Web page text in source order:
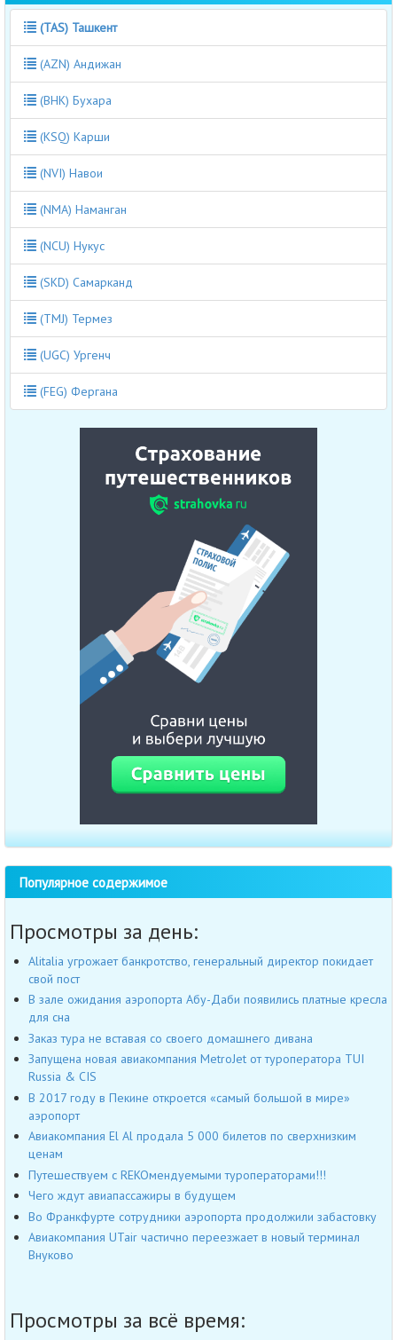
(TAS) Ташкент
(AZN) Андижан
(BHK) Бухара
(KSQ) Карши
(NVI) Навои
(NMA) Наманган
(NCU) Нукус
(SKD) Самарканд
(TMJ) Термез
(UGC) Ургенч
(FEG) Фергана
Популярное содержимое
Просмотры за день:
Alitalia угрожает банкротство, генеральный директор покидает
свой пост
В зале ожидания аэропорта Абу-Даби появились платные кресла
для сна
Заказ тура не вставая со своего домашнего дивана
Запущена новая авиакомпания MetroJet от туроператора TUI
Russia & CIS
В 2017 году в Пекине откроется «самый большой в мире»
аэропорт
Авиакомпания El Al продала 5 000 билетов по сверхнизким
ценам
Путешествуем с REKOмендуемыми туроператорами!!!
Чего ждут авиапассажиры в будущем
Во Франкфурте сотрудники аэропорта продолжили забастовку
Авиакомпания UTair частично переезжает в новый терминал
Внуково
Просмотры за всё время: